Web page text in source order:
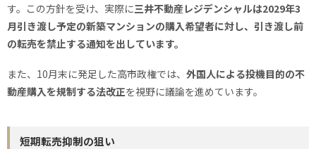
す。この方針を受け、実際に三井不動産レジデンシャルは2029年3
月引き渡し予定の新築マンションの購入希望者に対し、引き渡し前
の転売を禁止する通知を出しています。
また、10月末に発足した高市政権では、 外国人による投機目的の不
動産購入を規制する法改正を視野に議論を進めています。
短期転売抑制の狙い